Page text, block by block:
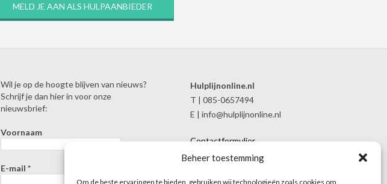
Beheer toestemming
Om de beste ervaringen te bieden, gebruiken wij technologieën zoals cookies om
MELD JE AAN ALS HULPAANBIEDER
Wil je op de hoogte blijven van nieuws?
Schrijf je dan hier in voor onze
nieuwsbrief:
Voornaam
E-mail *
Hulplijnonline.nl
T | 085-0657494
E | info@hulplijnonline.nl
Contactformulier
Over Hulplijnonline.nl